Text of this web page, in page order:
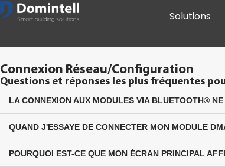
Solutions
Connexion Réseau/Configuration
Questions et réponses les plus fréquentes
LA CONNEXION AUX MODULES VIA BLUETOOTH®
QUAND J'ESSAYE DE CONNECTER MON MODULE
POURQUOI EST-CE QUE MON ÉCRAN PRINCIPAL